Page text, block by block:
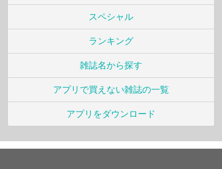
スペシャル
ランキング
雑誌名から探す
アプリで買えない雑誌の一覧
アプリをダウンロード